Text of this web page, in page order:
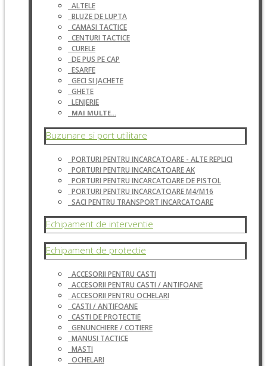
ALTELE
BLUZE DE LUPTA
CAMASI TACTICE
CENTURI TACTICE
CURELE
DE PUS PE CAP
ESARFE
GECI SI JACHETE
GHETE
LENJERIE
MAI MULTE...
Buzunare si port utilitare
PORTURI PENTRU INCARCATOARE - ALTE REPLICI
PORTURI PENTRU INCARCATOARE AK
PORTURI PENTRU INCARCATOARE DE PISTOL
PORTURI PENTRU INCARCATOARE M4/M16
SACI PENTRU TRANSPORT INCARCATOARE
Echipament de interventie
Echipament de protectie
ACCESORII PENTRU CASTI
ACCESORII PENTRU CASTI / ANTIFOANE
ACCESORII PENTRU OCHELARI
CASTI / ANTIFOANE
CASTI DE PROTECTIE
GENUNCHIERE / COTIERE
MANUSI TACTICE
MASTI
OCHELARI